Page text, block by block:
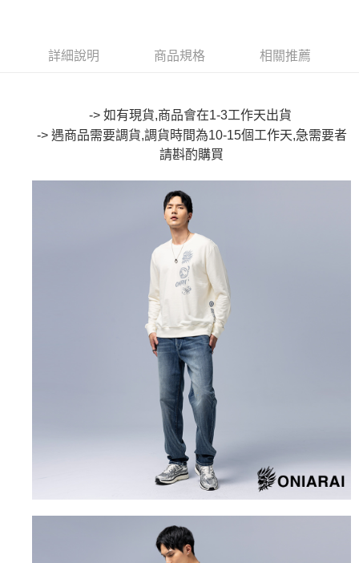
相關說明
流程，驗證手機門號後，選擇欲分期的期數、繳款截止日，確認付款後即完
成交易。
3.實際核准額度、可分期數及費用金額請依後續交易確認頁面所載為準。
4.訂單成立30分鐘內，如未前往確認交易或遇審核未通過，訂單將自動取
1.分期款項不併入電信帳單，「大哥付你分期」於每月結算日後寄送繳費提
2.透過簡訊連結打開帳單後，可選擇「超商條碼／台灣大直營門市／銀行轉
帳／街口支付／iPASS MONEY」等通路繳費。
1.本服務係由「台灣大哥大股份有限公司」（以下簡稱本公司）所提供，讓
用戶於交易時，得透過本服務購買商品或服務，並由商店將買賣／分期付款
買賣價金債權讓與本公司後，依約使用本公司帳單繳交帳款。
2.基於同意付款使用「大哥付你分期」之契約關係目的，商店將以您的個人
資料（包含姓名、電話或地址）提供予台灣大哥大進項蒐集、處理及利用，
由本公司與您本人進行分期帳單所需資料之確認、核對及更正。
3.完整用戶服務條款，請詳閱以下連結：https://oppay.tw/userRule
【關於「AFTEE先享後付」】
AFTEE先享後付是「在收到商品之後才付款」的支付方式。 讓您購物簡單
２．便利：只要手機號碼，簡訊認證，即可結帳。
３．安心：先確認商品／服務後，再付款。
１．於結帳方式選擇「AFTEE先享後付」後，將跳轉至「AFTEE先享後付」
結帳頁面，進行簡訊認證並確認金額後，即可完成結帳。
２．訂單成立數日內，您將收到繳費通知簡訊。
３．收到繳費通知簡訊後14天內，點擊此簡訊中的連結，可透過四大超商／
ATM／網路銀行／等多元方式進行付款，方視為交易完成。
※ 請注意：結帳手續完成當下不需立刻繳費，但若您需要取消訂單，請聯絡
購買商品的店家。未經商家同意取消之訂單仍視為有效，需透過AFTEE先享
※ 交易是否成功請以「AFTEE先享後付 」之結帳頁面顯示為準，若有關於
是否繳費成功／繳費後需取消欲退款等相關疑問，請聯繫「AFTEE先享後付
https://netprotections.freshdesk.com/support/home
１．透過由恩沛科技股份有限公司提供之「AFTEE先享後付」服務完成之交
易，需依本服務之必要範圍內提供個人資料，並將交易相關給付款項請求債
２．關於個人資料處理事宜，請瀏覽以下網址：
３．未成年的使用者請事先徵得法定代理人或監護人之同意方可使用
「AFTEE先享後付」，若未經同意申辦者引起之損失，本公司不負相關責
４．使用「AFTEE先享後付」時，將依據個別帳號之用戶狀況，依本公司即
時審查核予不同之上限額度；若仍有額度不足之情形，本公司將視審查結果
ATM付款
每筆NT$80，滿NT$888(含以上)免運費
每筆NT$80，滿NT$888(含以上)免運費
每筆NT$60，滿NT$3,000(含以上)免運費
每筆NT$60，滿NT$3,000(含以上)免運費
每筆NT$80，滿NT$3,000(含以上)免運費
每筆NT$80，滿NT$3,000(含以上)免運費
每筆NT$100，滿NT$3,000(含以上)免運費
詳細說明 商品規格 相關推薦
-> 如有現貨,商品會在1-3工作天出貨
-> 遇商品需要調貨,調貨時間為10-15個工作天,急需要者
請斟酌購買